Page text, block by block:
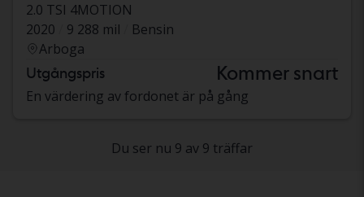
2.0 TSI 4MOTION
2020
9 288 mil
Bensin
Arboga
Utgångspris Kommer snart
En värdering av fordonet är på gång
Du ser nu 9 av 9 träffar